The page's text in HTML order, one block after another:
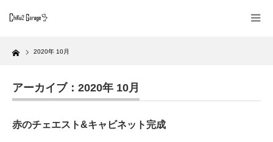
Home 2020年 10月
アーカイブ：2020年 10月
赤のチェエスト&キャビネット完成